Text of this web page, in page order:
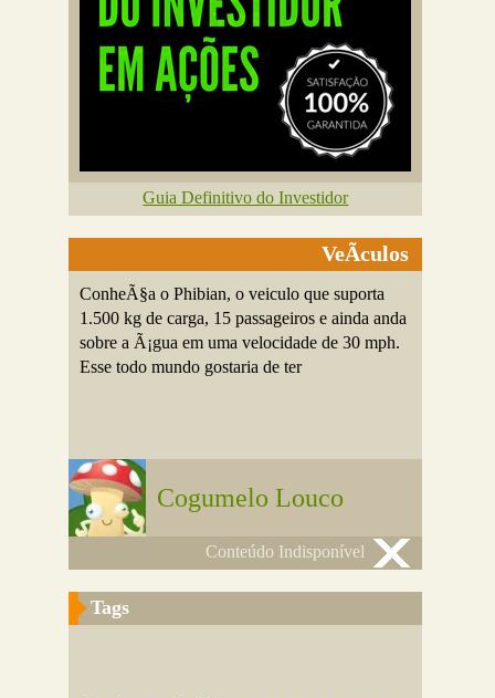
Guia Definitivo do Investidor
VeÃ­culos
ConheÃ§a o Phibian, o veiculo que suporta
1.500 kg de carga, 15 passageiros e ainda anda
sobre a Ã¡gua em uma velocidade de 30 mph.
Esse todo mundo gostaria de ter
Cogumelo Louco
Conteúdo Indisponível
Tags